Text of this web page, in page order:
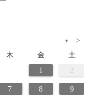
▼ >
木 金 土
1 2
7 8 9